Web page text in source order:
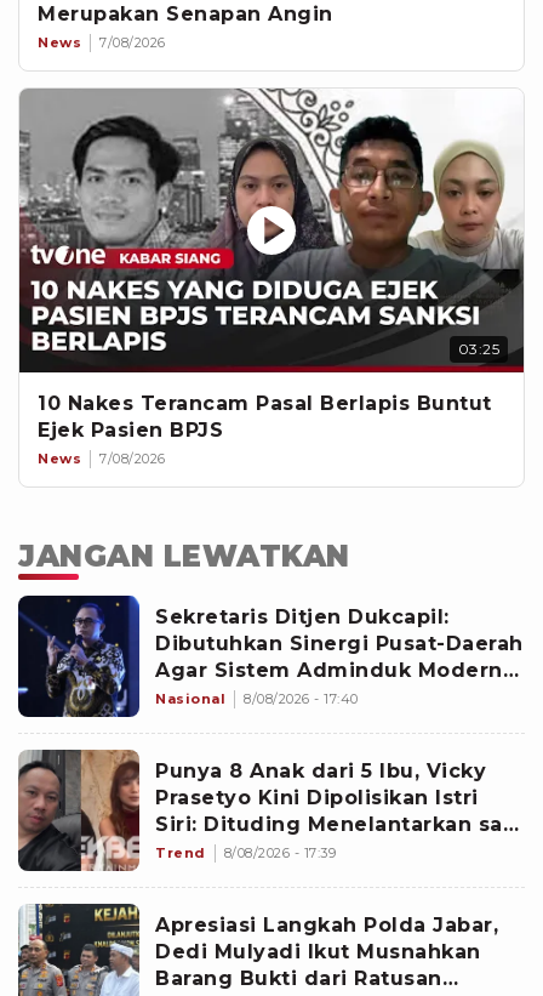
Merupakan Senapan Angin
News 7/08/2026
03:25
10 Nakes Terancam Pasal Berlapis Buntut
Ejek Pasien BPJS
News 7/08/2026
JANGAN LEWATKAN
Sekretaris Ditjen Dukcapil:
Dibutuhkan Sinergi Pusat-Daerah
Agar Sistem Adminduk Modern
dan Aman
Nasional 8/08/2026 - 17:40
Punya 8 Anak dari 5 Ibu, Vicky
Prasetyo Kini Dipolisikan Istri
Siri: Dituding Menelantarkan saat
Lahiran
Trend 8/08/2026 - 17:39
Apresiasi Langkah Polda Jabar,
Dedi Mulyadi Ikut Musnahkan
Barang Bukti dari Ratusan